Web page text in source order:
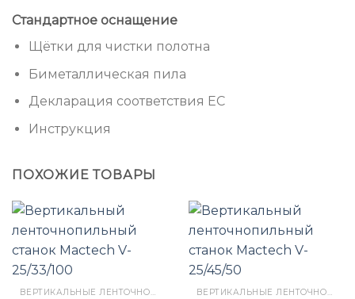
Стандартное оснащение
Щётки для чистки полотна
Биметаллическая пила
Декларация соответствия ЕС
Инструкция
ПОХОЖИЕ ТОВАРЫ
ВЕРТИКАЛЬНЫЕ ЛЕНТОЧНОПИЛЬНЫЕ СТАНКИ ВЕРТИКАЛЬНЫЕ ЛЕНТОЧНОПИЛЬНЫЕ СТАНКИ